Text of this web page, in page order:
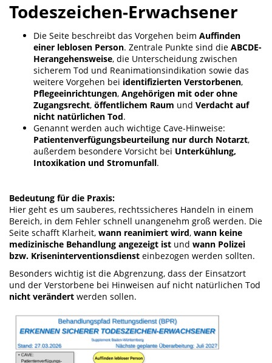
Todeszeichen-Erwachsener
Die Seite beschreibt das Vorgehen beim Auffinden
einer leblosen Person. Zentrale Punkte sind die ABCDE-
Herangehensweise, die Unterscheidung zwischen
sicherem Tod und Reanimationsindikation sowie das
weitere Vorgehen bei identifizierten Verstorbenen,
Pflegeeinrichtungen, Angehörigen mit oder ohne
Zugangsrecht, öffentlichem Raum und Verdacht auf
nicht natürlichen Tod.
Genannt werden auch wichtige Cave-Hinweise:
Patientenverfügungsbeurteilung nur durch Notarzt,
außerdem besondere Vorsicht bei Unterkühlung,
Intoxikation und Stromunfall.
Bedeutung für die Praxis:
Hier geht es um sauberes, rechtssicheres Handeln in einem
Bereich, in dem Fehler schnell unangenehm groß werden. Die
Seite schafft Klarheit, wann reanimiert wird, wann keine
medizinische Behandlung angezeigt ist und wann Polizei
bzw. Kriseninterventionsdienst einbezogen werden sollten.
Besonders wichtig ist die Abgrenzung, dass der Einsatzort
und der Verstorbene bei Hinweisen auf nicht natürlichen Tod
nicht verändert werden sollen.